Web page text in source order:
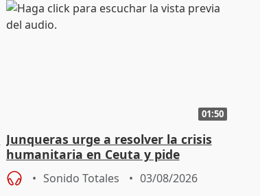
01:50
Junqueras urge a resolver la crisis
humanitaria en Ceuta y pide
responsabilidad a la UE
Sonido Totales 03/08/2026